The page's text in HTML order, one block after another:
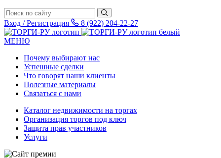
Вход / Регистрация 8 (922) 204-22-27
МЕНЮ
Почему выбирают нас
Успешные сделки
Что говорят наши клиенты
Полезные материалы
Связаться с нами
Каталог недвижимости на торгах
Организация торгов под ключ
Защита прав участников
Услуги